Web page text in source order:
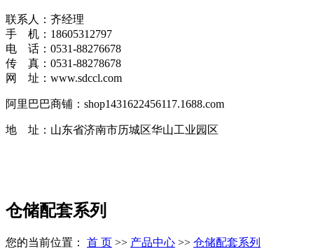
联系人：齐经理
手 机：18605312797
电 话：0531-88276678
传 真：0531-88278678
网 址：www.sdccl.com
阿里巴巴商铺：shop1431622456117.1688.com
地 址：山东省济南市历城区华山工业园区
仓储配套系列
您的当前位置： 首 页 >> 产品中心 >> 仓储配套系列